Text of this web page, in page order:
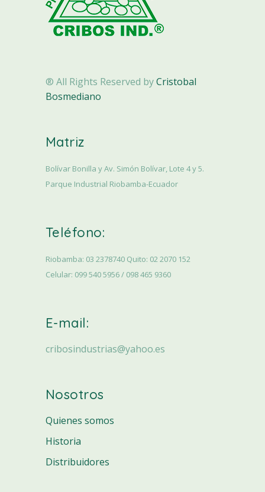
® All Rights Reserved byCristobal
Bosmediano
Matriz
Bolívar Bonilla y Av. Simón Bolívar, Lote 4 y 5.
Parque Industrial Riobamba-Ecuador
Teléfono:
Riobamba: 03 2378740 Quito: 02 2070 152
Celular: 099 540 5956 / 098 465 9360
E-mail:
cribosindustrias@yahoo.es
Nosotros
Quienes somos
Historia
Distribuidores